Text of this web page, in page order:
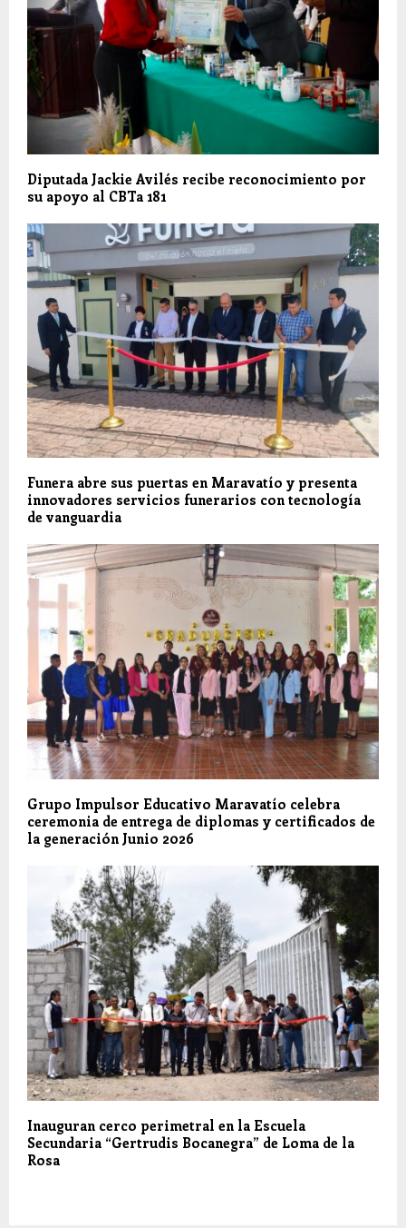
Diputada Jackie Avilés recibe reconocimiento por
su apoyo al CBTa 181
Funera abre sus puertas en Maravatío y presenta
innovadores servicios funerarios con tecnología
de vanguardia
Grupo Impulsor Educativo Maravatío celebra
ceremonia de entrega de diplomas y certificados de
la generación Junio 2026
Inauguran cerco perimetral en la Escuela
Secundaria “Gertrudis Bocanegra” de Loma de la
Rosa